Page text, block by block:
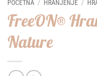
POČETNA / HRANJENJE /
FreeON®
Nature